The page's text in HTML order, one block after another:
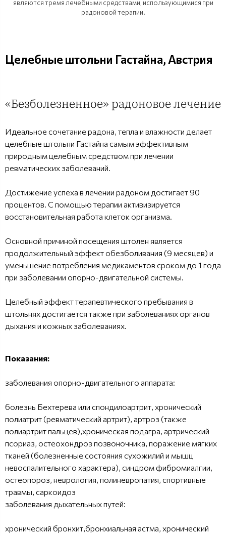
являются тремя лечебными средствами, использующимися при
радоновой терапии.
Целебные штольни Гастайна, Австрия
«Безболезненное» радоновое лечение
Идеальное сочетание радона, тепла и влажности делает
целебные штольни Гастайна самым эффективным
природным целебным средством при лечении
ревматических заболеваний.
Достижение успеха в лечении радоном достигает 90
процентов. С помощью терапии активизируется
восстановительная работа клеток организма.
Основной причиной посещения штолен является
продолжительный эффект обезболивания (9 месяцев) и
уменьшение потребления медикаментов сроком до 1 года
при заболевании опорно-двигательной системы.
Целебный эффект терапевтического пребывания в
штольнях достигается также при заболеваниях органов
дыхания и кожных заболеваниях.
Показания:
заболевания опорно-двигательного аппарата:
болезнь Бехтерева или спондилоартрит, хронический
полиатрит (ревматический артрит), артроз (также
полиартрит пальцев),хроническая подагра, артрический
псориаз, остеохондроз позвоночника, поражение мягких
тканей (болезненные состояния сухожилий и мышц
невоспалительного характера), синдром фибромиалгии,
остеопороз, неврология, полиневропатия, спортивные
травмы, саркоидоз
заболевания дыхательных путей:
хронический бронхит,бронхиальная астма, хронический